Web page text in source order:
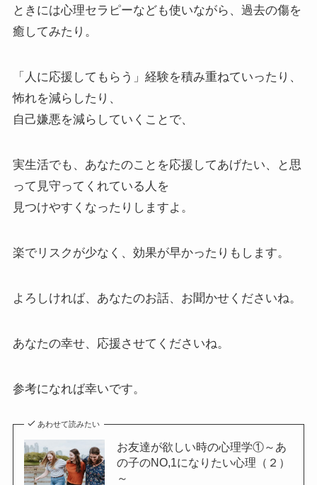
ときには心理セラピーなども使いながら、過去の傷を
癒してみたり。
「人に応援してもらう」経験を積み重ねていったり、
怖れを減らしたり、
自己嫌悪を減らしていくことで、
実生活でも、あなたのことを応援してあげたい、と思
って見守ってくれている人を
見つけやすくなったりしますよ。
楽でリスクが少なく、効果が早かったりもします。
よろしければ、あなたのお話、お聞かせくださいね。
あなたの幸せ、応援させてくださいね。
参考になれば幸いです。
あわせて読みたい
お友達が欲しい時の心理学①～あ
の子のNO,1になりたい心理（２）
～